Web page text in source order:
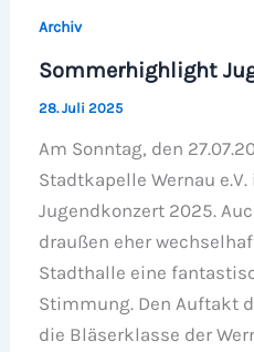
Archiv
Sommerhighlight
28. Juli 2025
Am Sonntag, den
Stadtkapelle Wernau
Jugendkonzert 2025.
draußen eher
Stadthalle eine
Stimmung. Den Auftakt
die Bläserklasse der